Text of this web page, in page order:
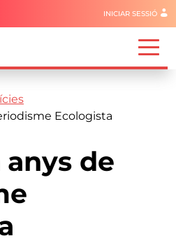
Menú del
INICIAR SESSIÓ
Ecologista
de